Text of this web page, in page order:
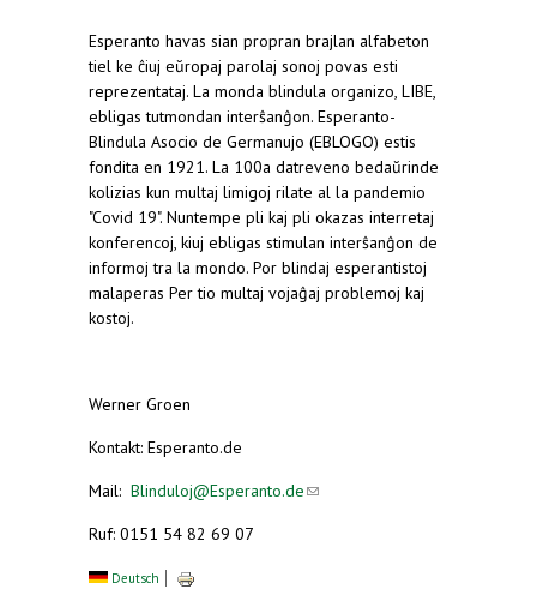
Esperanto havas sian propran brajlan alfabeton
tiel ke ĉiuj eŭropaj parolaj sonoj povas esti
reprezentataj. La monda blindula organizo, LIBE,
ebligas tutmondan interŝanĝon. Esperanto-
Blindula Asocio de Germanujo (EBLOGO) estis
fondita en 1921. La 100a datreveno bedaŭrinde
kolizias kun multaj limigoj rilate al la pandemio
"Covid 19". Nuntempe pli kaj pli okazas interretaj
konferencoj, kiuj ebligas stimulan interŝanĝon de
informoj tra la mondo. Por blindaj esperantistoj
malaperas Per tio multaj vojaĝaj problemoj kaj
kostoj.
Werner Groen
Kontakt: Esperanto.de
Mail: Blinduloj@Esperanto.de(link sends e-mail)
Ruf: 0151 54 82 69 07
Deutsch